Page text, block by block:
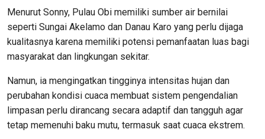
Menurut Sonny, Pulau Obi memiliki sumber air bernilai
seperti Sungai Akelamo dan Danau Karo yang perlu dijaga
kualitasnya karena memiliki potensi pemanfaatan luas bagi
masyarakat dan lingkungan sekitar.
Namun, ia mengingatkan tingginya intensitas hujan dan
perubahan kondisi cuaca membuat sistem pengendalian
limpasan perlu dirancang secara adaptif dan tangguh agar
tetap memenuhi baku mutu, termasuk saat cuaca ekstrem.